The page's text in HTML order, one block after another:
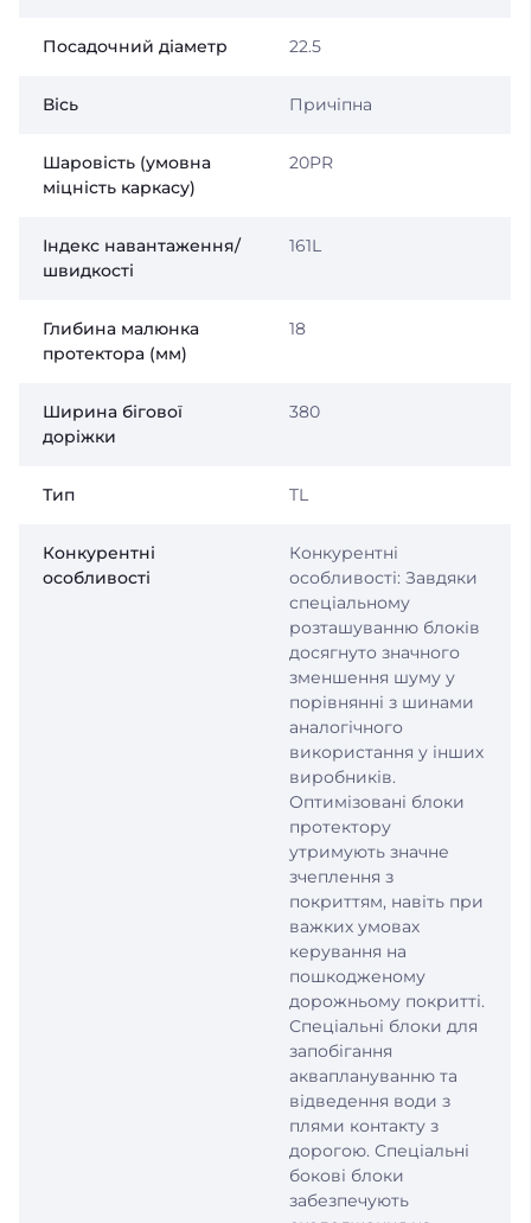
Посадочний діаметр 22.5
Вісь Причіпна
Шаровість (умовна
міцність каркасу)
20PR
Індекс навантаження/
швидкості
161L
Глибина малюнка
протектора (мм)
18
Ширина бігової
доріжки
380
Тип TL
Конкурентні
особливості
Конкурентні
особливості: Завдяки
спеціальному
розташуванню блоків
досягнуто значного
зменшення шуму у
порівнянні з шинами
аналогічного
використання у інших
виробників.
Оптимізовані блоки
протектору
утримують значне
зчеплення з
покриттям, навіть при
важких умовах
керування на
пошкодженому
дорожньому покритті.
Спеціальні блоки для
запобігання
акваплануванню та
відведення води з
плями контакту з
дорогою. Спеціальні
бокові блоки
забезпечують